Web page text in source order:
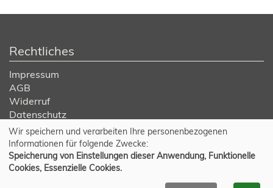
Rechtliches
Impressum
AGB
Widerruf
Datenschutz
Cookie Einstellungen
Wir speichern und verarbeiten Ihre personenbezogenen
Informationen für folgende Zwecke:
Speicherung von Einstellungen dieser Anwendung, Funktionelle
Cookies, Essenzielle Cookies.